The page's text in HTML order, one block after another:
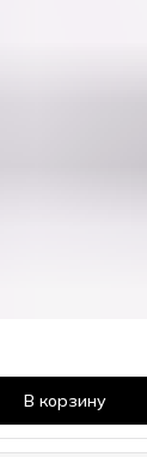
В корзину